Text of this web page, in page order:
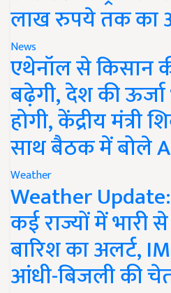
लाख रुपये तक का
News
एथेनॉल से किसान
बढ़ेगी, देश की ऊर्जा
होगी, केंद्रीय मंत्री
साथ बैठक में बोले
Weather
Weather
कई राज्यों में भारी
बारिश का अलर्ट,
आंधी-बिजली की